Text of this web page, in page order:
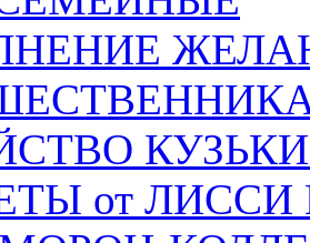
от